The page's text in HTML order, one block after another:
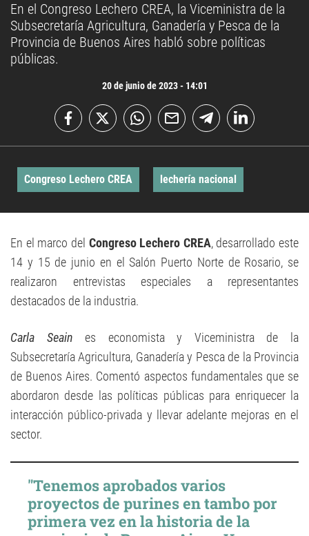
En el Congreso Lechero CREA, la Viceministra de la
Subsecretaría Agricultura, Ganadería y Pesca de la
Provincia de Buenos Aires habló sobre políticas
públicas.
20 de junio de 2023 - 14:01
Congreso Lechero CREA lechería nacional
En el marco del Congreso Lechero CREA, desarrollado este
14 y 15 de junio en el Salón Puerto Norte de Rosario, se
realizaron entrevistas especiales a representantes
destacados de la industria.
Carla Seain es economista y Viceministra de la
Subsecretaría Agricultura, Ganadería y Pesca de la Provincia
de Buenos Aires. Comentó aspectos fundamentales que se
abordaron desde las políticas públicas para enriquecer la
interacción público-privada y llevar adelante mejoras en el
sector.
"Tenemos aprobados varios
proyectos de purines en tambo por
primera vez en la historia de la